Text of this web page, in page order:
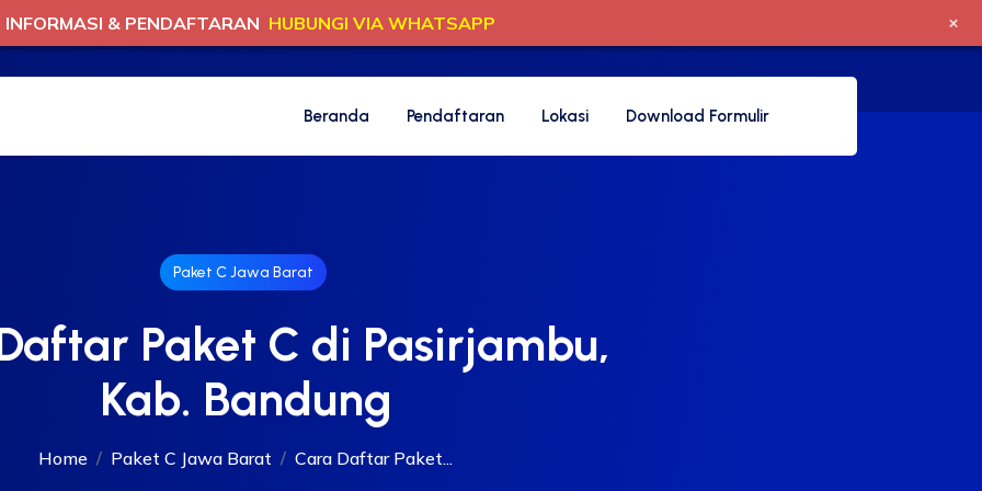
Beranda Pendaftaran Lokasi Download Formulir
Paket C Jawa Barat
Paket C di Pasirjambu,
Kab. Bandung
Home Paket C Jawa Barat Cara Daftar Paket...
INFORMASI & PENDAFTARAN HUBUNGI VIA WHATSAPP +